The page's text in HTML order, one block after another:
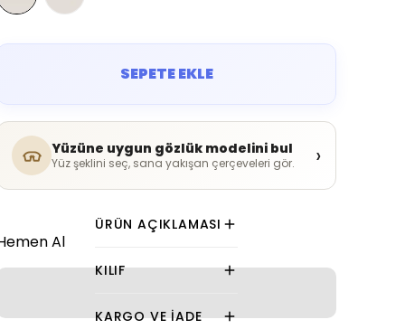
SEPETE EKLE
Yüzüne uygun gözlük modelini bul
Yüz şeklini seç, sana yakışan çerçeveleri gör. ›
Al
ÜRÜN AÇIKLAMASI
KILIF
KARGO VE İADE